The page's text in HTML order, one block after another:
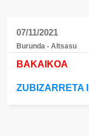
07/11/2021
Burunda - Altsasu
BAKAIKOA
ZUBIZARRETA III